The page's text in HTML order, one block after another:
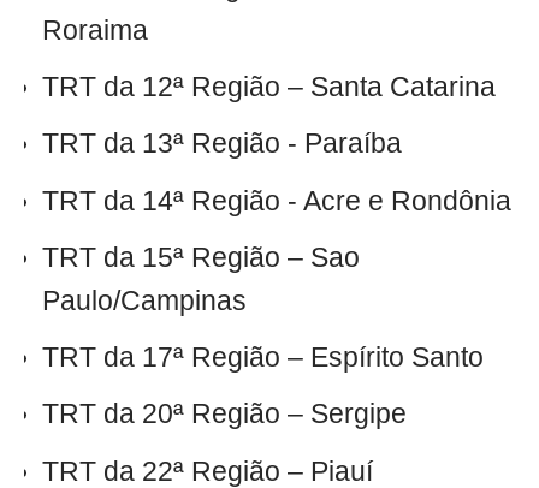
Roraima
TRT da 12ª Região – Santa Catarina
TRT da 13ª Região - Paraíba
TRT da 14ª Região - Acre e Rondônia
TRT da 15ª Região – Sao
Paulo/Campinas
TRT da 17ª Região – Espírito Santo
TRT da 20ª Região – Sergipe
TRT da 22ª Região – Piauí